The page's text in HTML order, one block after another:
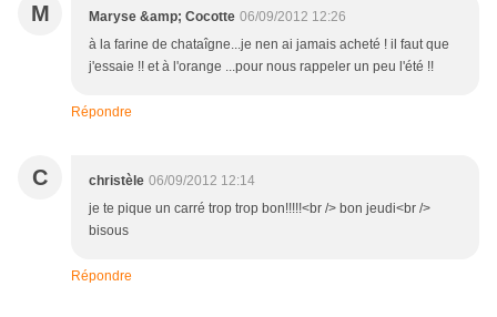
M Maryse &amp; Cocotte 06/09/2012 12:26
à la farine de chataîgne...je nen ai jamais acheté ! il faut que
j'essaie !! et à l'orange ...pour nous rappeler un peu l'été !!
Répondre
C christèle 06/09/2012 12:14
je te pique un carré trop trop bon!!!!!<br /> bon jeudi<br />
bisous
Répondre